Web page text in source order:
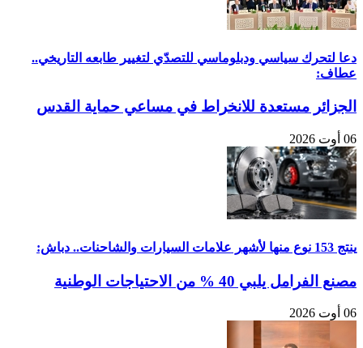
دعا لتحرك سياسي ودبلوماسي للتصدّي لتغيير طابعه التاريخي..
عطاف:
الجزائر مستعدة للانخراط في مساعي حماية القدس
06 أوت 2026
ينتج 153 نوع منها لأشهر علامات السيارات والشاحنات.. دباش:
مصنع الفرامل يلبي 40 % من الاحتياجات الوطنية
06 أوت 2026